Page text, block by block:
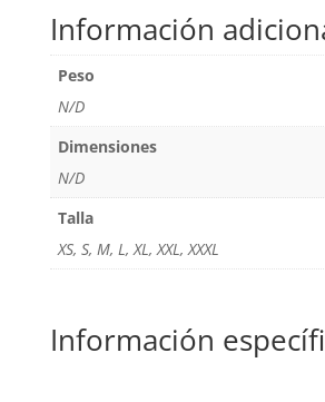
Información
Peso
N/D
Dimensiones
N/D
Talla
XS, S, M, L, XL, XXL, XXXL
Información